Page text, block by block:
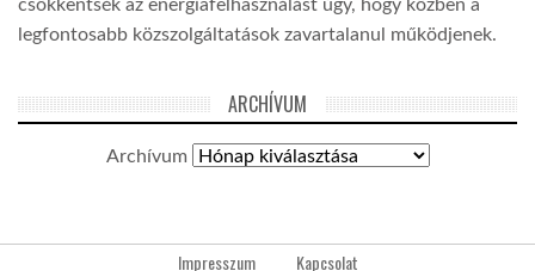
csökkentsék az energiafelhasználást úgy, hogy közben a
legfontosabb közszolgáltatások zavartalanul működjenek.
ARCHÍVUM
Archívum
Impresszum Kapcsolat